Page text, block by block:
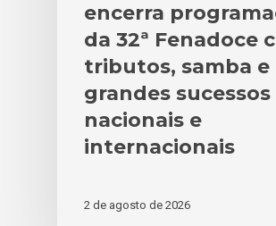
encerra
da 32ª Fenadoce
tributos, samba e
grandes sucessos
nacionais e
internacionais
2 de agosto de 2026